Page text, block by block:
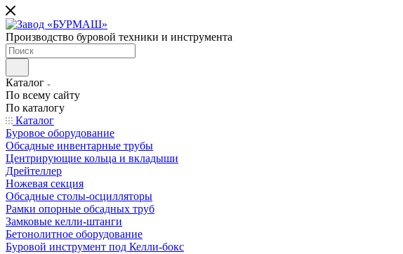
Производство буровой техники и инструмента
Каталог
По всему сайту
По каталогу
Каталог
Буровое оборудование
Обсадные инвентарные трубы
Центрирующие кольца и вкладыши
Дрейтеллер
Ножевая секция
Обсадные столы-осцилляторы
Рамки опорные обсадных труб
Замковые келли-штанги
Бетонолитное оборудование
Буровой инструмент под Келли-бокс